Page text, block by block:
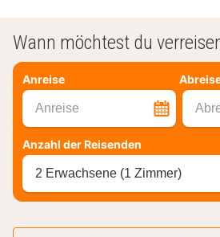
Wann möchtest du
Anreise
Anreise
Anzahl der Reisenden
2 Erwachsene (1 Zimmer)